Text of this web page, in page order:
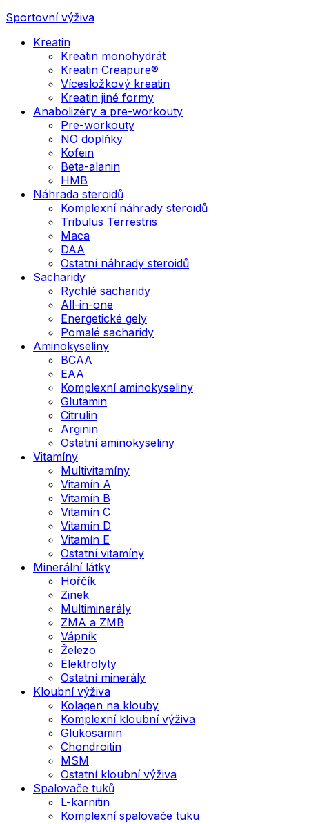
Sportovní výživa
Kreatin
Kreatin monohydrát
Kreatin Creapure®
Vícesložkový kreatin
Kreatin jiné formy
Anabolizéry a pre-workouty
Pre-workouty
NO doplňky
Kofein
Beta-alanin
HMB
Náhrada steroidů
Komplexní náhrady steroidů
Tribulus Terrestris
Maca
DAA
Ostatní náhrady steroidů
Sacharidy
Rychlé sacharidy
All-in-one
Energetické gely
Pomalé sacharidy
Aminokyseliny
BCAA
EAA
Komplexní aminokyseliny
Glutamin
Citrulin
Arginin
Ostatní aminokyseliny
Vitamíny
Multivitamíny
Vitamín A
Vitamín B
Vitamín C
Vitamín D
Vitamín E
Ostatní vitamíny
Minerální látky
Hořčík
Zinek
Multiminerály
ZMA a ZMB
Vápník
Železo
Elektrolyty
Ostatní minerály
Kloubní výživa
Kolagen na klouby
Komplexní kloubní výživa
Glukosamin
Chondroitin
MSM
Ostatní kloubní výživa
Spalovače tuků
L-karnitin
Komplexní spalovače tuku